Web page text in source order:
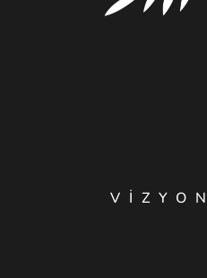
VİZYON